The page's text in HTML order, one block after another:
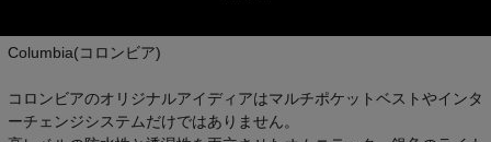
Columbia(コロンビア)
コロンビアのオリジナルアイディアはマルチポケットベストやインタ
ーチェンジシステムだけではありません。